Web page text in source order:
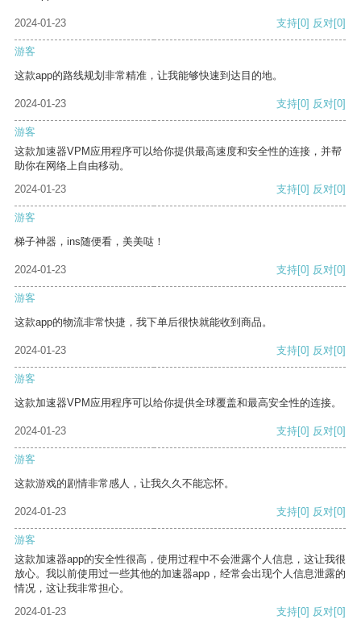
2024-01-23 支持[0] 反对[0]
游客
这款app的路线规划非常精准，让我能够快速到达目的地。
2024-01-23 支持[0] 反对[0]
游客
这款加速器VPM应用程序可以给你提供最高速度和安全性的连接，并帮
助你在网络上自由移动。
2024-01-23
支持[0] 反对[0]
游客
梯子神器，ins随便看，美美哒！
2024-01-23 支持[0] 反对[0]
游客
这款app的物流非常快捷，我下单后很快就能收到商品。
2024-01-23 支持[0] 反对[0]
游客
这款加速器VPM应用程序可以给你提供全球覆盖和最高安全性的连接。
2024-01-23 支持[0] 反对[0]
游客
这款游戏的剧情非常感人，让我久久不能忘怀。
2024-01-23 支持[0] 反对[0]
游客
这款加速器app的安全性很高，使用过程中不会泄露个人信息，这让我很
放心。我以前使用过一些其他的加速器app，经常会出现个人信息泄露的
情况，这让我非常担心。
2024-01-23
支持[0] 反对[0]